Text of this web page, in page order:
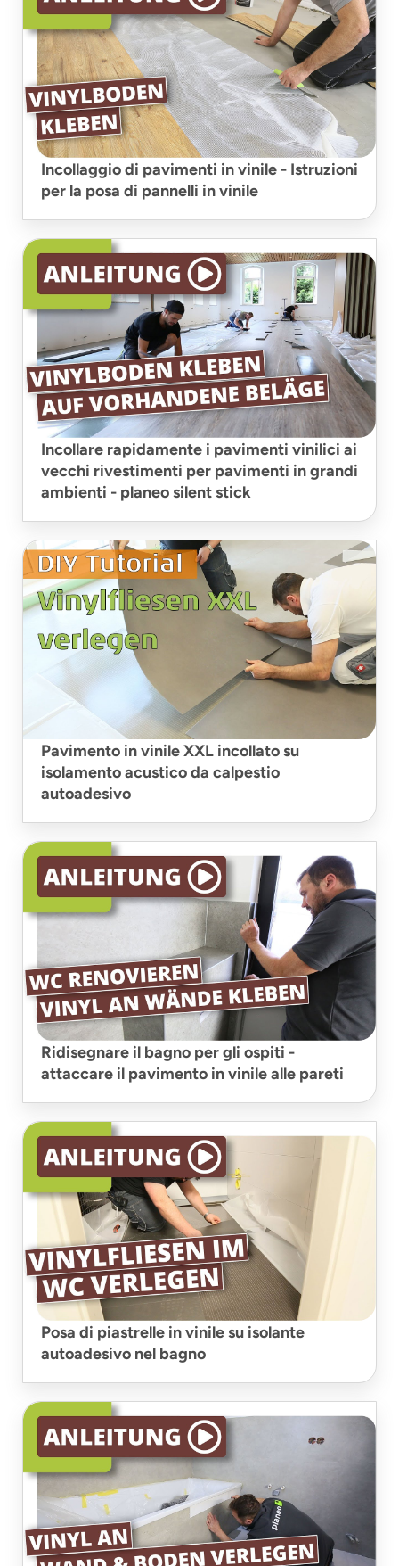
Incollaggio di pavimenti in vinile - Istruzioni
per la posa di pannelli in vinile
Incollare rapidamente i pavimenti vinilici ai
vecchi rivestimenti per pavimenti in grandi
ambienti - planeo silent stick
Pavimento in vinile XXL incollato su
isolamento acustico da calpestio
autoadesivo
Ridisegnare il bagno per gli ospiti -
attaccare il pavimento in vinile alle pareti
Posa di piastrelle in vinile su isolante
autoadesivo nel bagno